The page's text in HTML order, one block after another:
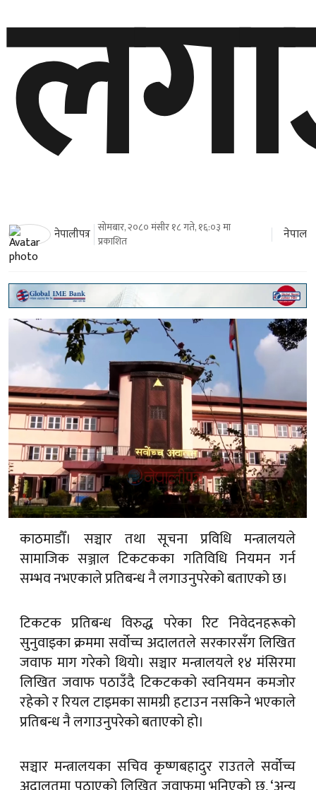
नेपालीपत्र सोमबार, २०८० मंसीर १८ गते, १६:०३ मा
प्रकाशित
नेपाल
काठमाडौँ। सञ्चार तथा सूचना प्रविधि मन्त्रालयले
सामाजिक सञ्जाल टिकटकका गतिविधि नियमन गर्न
सम्भव नभएकाले प्रतिबन्ध नै लगाउनुपरेको बताएको छ।
टिकटक प्रतिबन्ध विरुद्ध परेका रिट निवेदनहरूको
सुनुवाइका क्रममा सर्वोच्च अदालतले सरकारसँग लिखित
जवाफ माग गरेको थियो। सञ्चार मन्त्रालयले १४ मंसिरमा
लिखित जवाफ पठाउँदै टिकटकको स्वनियमन कमजोर
रहेको र रियल टाइमका सामग्री हटाउन नसकिने भएकाले
प्रतिबन्ध नै लगाउनुपरेको बताएको हो।
सञ्चार मन्त्रालयका सचिव कृष्णबहादुर राउतले सर्वोच्च